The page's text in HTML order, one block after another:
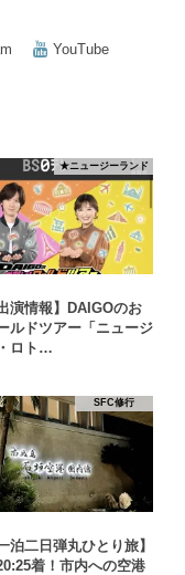
YouTube
★ニュージーランド
演情報】DAIGOのお
ルドツアー「ニュージ
ロト…
SFC修行
泊二日弾丸ひとり旅】
着！市内への空港